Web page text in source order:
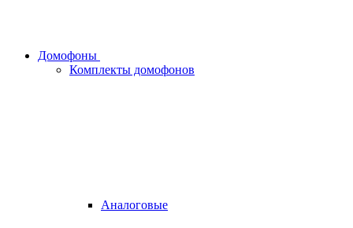
Домофоны
Комплекты домофонов
Аналоговые